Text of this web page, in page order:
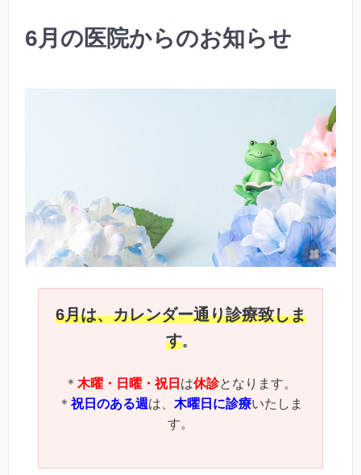
6月の医院からのお知らせ
6月は、カレンダー通り診療致しま
す。
＊ 木曜・日曜・祝日 は休診となります。
＊祝日のある週は、 木曜日に診療いたしま
す。